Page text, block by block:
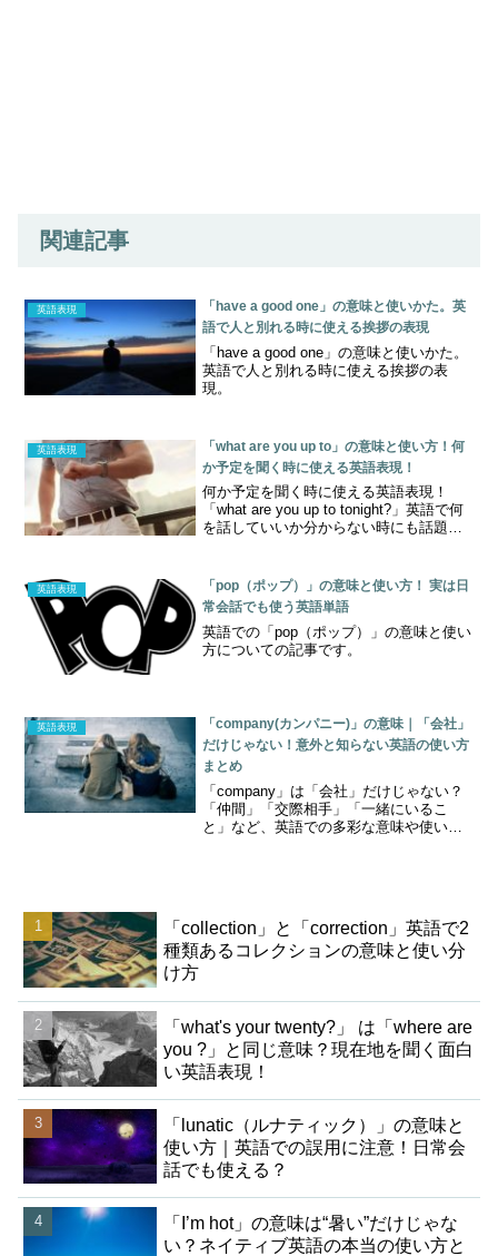
関連記事
英語表現
「have a good one」の意味と使いかた。英
語で人と別れる時に使える挨拶の表現
「have a good one」の意味と使いかた。
英語で人と別れる時に使える挨拶の表
現。
英語表現
「what are you up to」の意味と使い方！何
か予定を聞く時に使える英語表現！
何か予定を聞く時に使える英語表現！
「what are you up to tonight?」英語で何
を話していいか分からない時にも話題の
英語表現
「pop（ポップ）」の意味と使い方！ 実は日
常会話でも使う英語単語
英語での「pop（ポップ）」の意味と使い
方についての記事です。
英語表現
「company(カンパニー)」の意味｜「会社」
だけじゃない！意外と知らない英語の使い方
まとめ
「company」は「会社」だけじゃない？
「仲間」「交際相手」「一緒にいるこ
と」など、英語での多彩な意味や使い方
「collection」と「correction」英語で2
種類あるコレクションの意味と使い分
け方
「what's your twenty?」 は「where are
you ?」と同じ意味？現在地を聞く面白
い英語表現！
「lunatic（ルナティック）」の意味と
使い方｜英語での誤用に注意！日常会
話でも使える？
「I’m hot」の意味は“暑い”だけじゃな
い？ネイティブ英語の本当の使い方と